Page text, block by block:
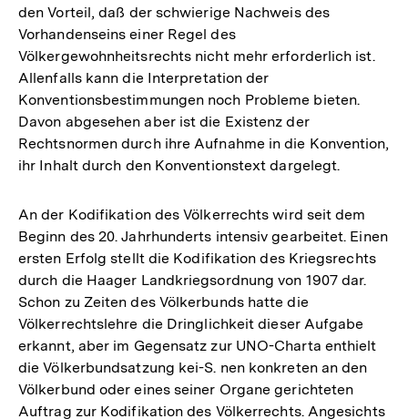
den Vorteil, daß der schwierige Nachweis des
Vorhandenseins einer Regel des
Völkergewohnheitsrechts nicht mehr erforderlich ist.
Allenfalls kann die Interpretation der
Konventionsbestimmungen noch Probleme bieten.
Davon abgesehen aber ist die Existenz der
Rechtsnormen durch ihre Aufnahme in die Konvention,
ihr Inhalt durch den Konventionstext dargelegt.
An der Kodifikation des Völkerrechts wird seit dem
Beginn des 20. Jahrhunderts intensiv gearbeitet. Einen
ersten Erfolg stellt die Kodifikation des Kriegsrechts
durch die Haager Landkriegsordnung von 1907 dar.
Schon zu Zeiten des Völkerbunds hatte die
Völkerrechtslehre die Dringlichkeit dieser Aufgabe
erkannt, aber im Gegensatz zur UNO-Charta enthielt
die Völkerbundsatzung kei-S. nen konkreten an den
Völkerbund oder eines seiner Organe gerichteten
Auftrag zur Kodifikation des Völkerrechts. Angesichts